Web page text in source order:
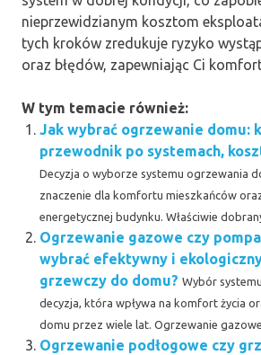
nieprzewidzianym kosztom
tych kroków zredukuje ryzyko
oraz błędów, zapewniając Ci
W tym temacie również:
Jak wybrać ogrzewanie domu:
przewodnik po systemach,
Decyzja o wyborze systemu ogrzewania
znaczenie dla komfortu mieszkańców
energetycznej budynku. Właściwie
Ogrzewanie gazowe czy
wybrać efektywny i
grzewczy do domu? Wybór
decyzja, która wpływa na komfort życia
domu przez wiele lat. Ogrzewanie
Ogrzewanie podłogowe czy